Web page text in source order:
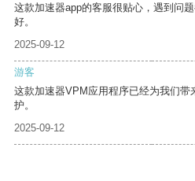
这款加速器app的客服很贴心，遇到问
好。
2025-09-12
游客
这款加速器VPM应用程序已经为我们
护。
2025-09-12